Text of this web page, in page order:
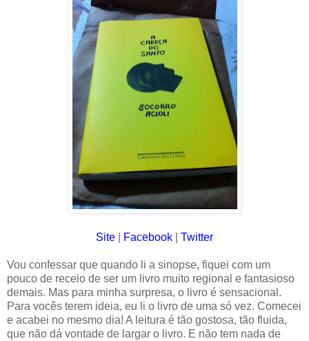
Site Facebook Twitter
Vou confessar que quando li a sinopse, fiquei com um
pouco de receio de ser um livro muito regional e fantasioso
demais. Mas para minha surpresa, o livro é sensacional.
Para vocês terem ideia, eu li o livro de uma só vez. Comecei
e acabei no mesmo dia! A leitura é tão gostosa, tão fluida,
que não dá vontade de largar o livro. E não tem nada de